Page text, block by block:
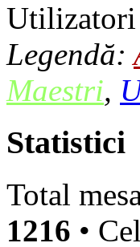
Legendă:
Maestri,
Statistici
Total
1216 •